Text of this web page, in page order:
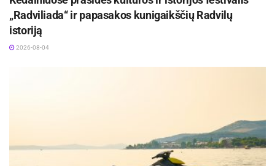
„Radviliada“ ir papasakos kunigaikščių Radvilų
istoriją
2026-08-04